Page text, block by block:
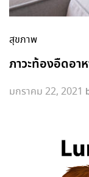
สุขภาพ
ภาวะท้องอืดอา
มกราคม 22, 2021